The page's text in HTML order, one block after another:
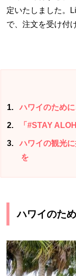
定いたしました。
で、注文を受け付
1 ハワイのため
2 「#STAY
3
ハワイの観光
を
ハワイのた